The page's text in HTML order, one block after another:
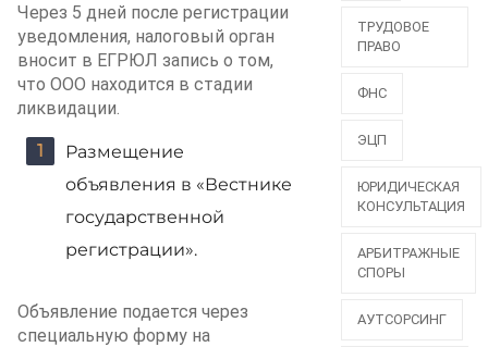
Через 5 дней после регистрации
уведомления, налоговый орган
вносит в ЕГРЮЛ запись о том,
что ООО находится в стадии
ликвидации.
Размещение
объявления в «Вестнике
государственной
регистрации».
Объявление подается через
специальную форму на
ТРУДОВОЕ
ПРАВО
ФНС
ЭЦП
ЮРИДИЧЕСКАЯ
КОНСУЛЬТАЦИЯ
АРБИТРАЖНЫЕ
СПОРЫ
АУТСОРСИНГ